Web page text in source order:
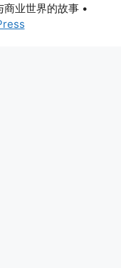
业世界的故事 •